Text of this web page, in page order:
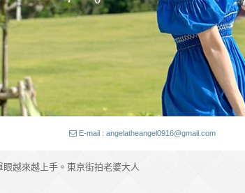
E-mail : angelatheangel0916@gmail.com
眼越來越上手。東京街拍老婆大人